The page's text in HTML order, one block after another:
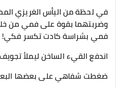
​في لحظة من اليأس الغريزي
وضربتهما بقوة على فمي من
فمي بشراسة كادت تكسر فكي!
​اندفع القيء الساخن ليملأ
ضغطت شفاهي على بعضها